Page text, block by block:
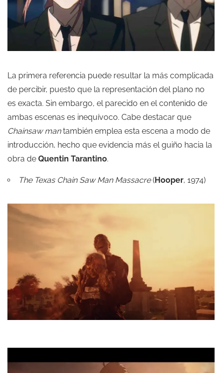
La primera referencia puede resultar la más complicada
de percibir, puesto que la representación del plano no
es exacta. Sin embargo, el parecido en el contenido de
ambas escenas es inequívoco. Cabe destacar que
Chainsaw mantambién emplea esta escena a modo de
introducción, hecho que evidencia más el guiño hacia la
obra de Quentin Tarantino.
The Texas Chain Saw Man Massacre(Hooper, 1974)